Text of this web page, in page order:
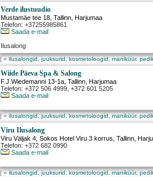
Verde ilustuudio
Mustamäe tee 18 ,Tallinn , Harjumaa
Telefon: +37255985861
Saada e-mail
Ilusalong
[ »ilusalongid, juuksurid, kosmetoloogid, maniküür,
Wiide Päeva Spa & Salong
F.J.Wiedemanni 13-1a ,Tallinn , Harjumaa
Telefon: +372 506 4999, +372 601 5205
Saada e-mail
[ »ilusalongid, juuksurid, kosmetoloogid, maniküür,
Viru Ilusalong
Viru Väljak 4, Sokos Hotel Viru 3 korrus ,Tallinn ,
Telefon: +372 682 0990
Saada e-mail
[ »ilusalongid, juuksurid, kosmetoloogid, maniküür,